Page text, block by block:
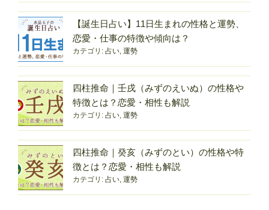
徴
と
は？
格・
恋
愛・
相
性・
運
勢
を
解
説”
【誕生日占い】11日生まれの性格と運勢、
恋愛・仕事の特徴や傾向は？
カテゴリ: 占い 運勢
四柱推命｜壬戌（みずのえいぬ）の性格や
特徴とは？恋愛・相性も解説
カテゴリ: 占い 運勢
四柱推命｜癸亥（みずのとい）の性格や特
徴とは？恋愛・相性も解説
カテゴリ: 占い 運勢